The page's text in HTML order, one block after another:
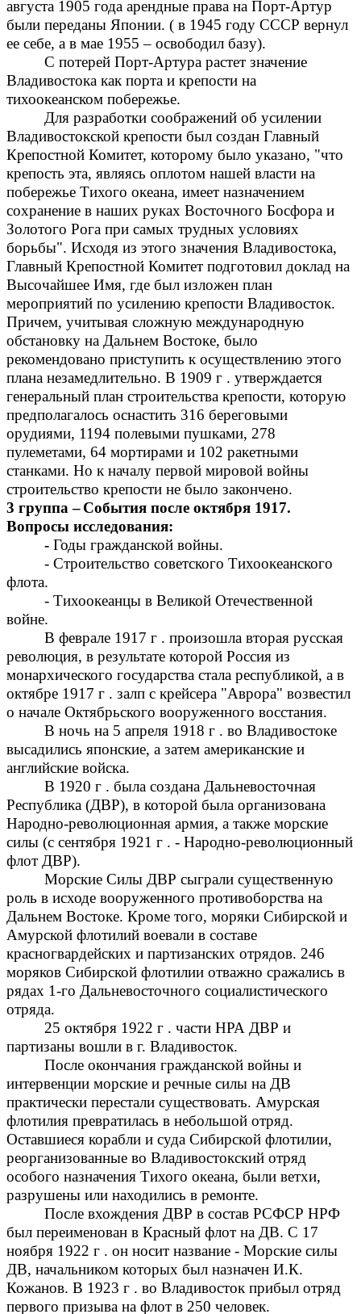
августа 1905 года арендные права на Порт-Артур
были переданы Японии. ( в 1945 году СССР вернул
ее себе, а в мае 1955 – освободил базу).
С потерей Порт-Артура растет значение
Владивостока как порта и крепости на
тихоокеанском побережье.
Для разработки соображений об усилении
Владивостокской крепости был создан Главный
Крепостной Комитет, которому было указано, "что
крепость эта, являясь оплотом нашей власти на
побережье Тихого океана, имеет назначением
сохранение в наших руках Восточного Босфора и
Золотого Рога при самых трудных условиях
борьбы". Исходя из этого значения Владивостока,
Главный Крепостной Комитет подготовил доклад на
Высочайшее Имя, где был изложен план
мероприятий по усилению крепости Владивосток.
Причем, учитывая сложную международную
обстановку на Дальнем Востоке, было
рекомендовано приступить к осуществлению этого
плана незамедлительно. В 1909 г . утверждается
генеральный план строительства крепости, которую
предполагалось оснастить 316 береговыми
орудиями, 1194 полевыми пушками, 278
пулеметами, 64 мортирами и 102 ракетными
станками. Но к началу первой мировой войны
строительство крепости не было закончено.
3 группа –События после октября 1917.
Вопросы исследования:
-Годы гражданской войны.
- Строительство советского Тихоокеанского
флота.
- Тихоокеанцы в Великой Отечественной
войне.
В феврале 1917 г . произошла вторая русская
революция, в результате которой Россия из
монархического государства стала республикой, а в
октябре 1917 г . залп с крейсера "Аврора" возвестил
о начале Октябрьского вооруженного восстания.
В ночь на 5 апреля 1918 г . во Владивостоке
высадились японские, а затем американские и
английские войска.
В 1920 г . была создана Дальневосточная
Республика (ДВР), в которой была организована
Народно-революционная армия, а также морские
силы (с сентября 1921 г . - Народно-революционный
флот ДВР).
Морские Силы ДВР сыграли существенную
роль в исходе вооруженного противоборства на
Дальнем Востоке. Кроме того, моряки Сибирской и
Амурской флотилий воевали в составе
красногвардейских и партизанских отрядов. 246
моряков Сибирской флотилии отважно сражались в
рядах 1-го Дальневосточного социалистического
отряда.
25 октября 1922 г . части НРА ДВР и
партизаны вошли в г. Владивосток.
После окончания гражданской войны и
интервенции морские и речные силы на ДВ
практически перестали существовать. Амурская
флотилия превратилась в небольшой отряд.
Оставшиеся корабли и суда Сибирской флотилии,
реорганизованные во Владивостокский отряд
особого назначения Тихого океана, были ветхи,
разрушены или находились в ремонте.
После вхождения ДВР в состав РСФСР НРФ
был переименован в Красный флот на ДВ. С 17
ноября 1922 г . он носит название - Морские силы
ДВ, начальником которых был назначен И.К.
Кожанов. В 1923 г . во Владивосток прибыл отряд
первого призыва на флот в 250 человек.